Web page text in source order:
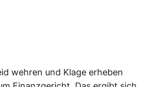
wehren und Klage erheben